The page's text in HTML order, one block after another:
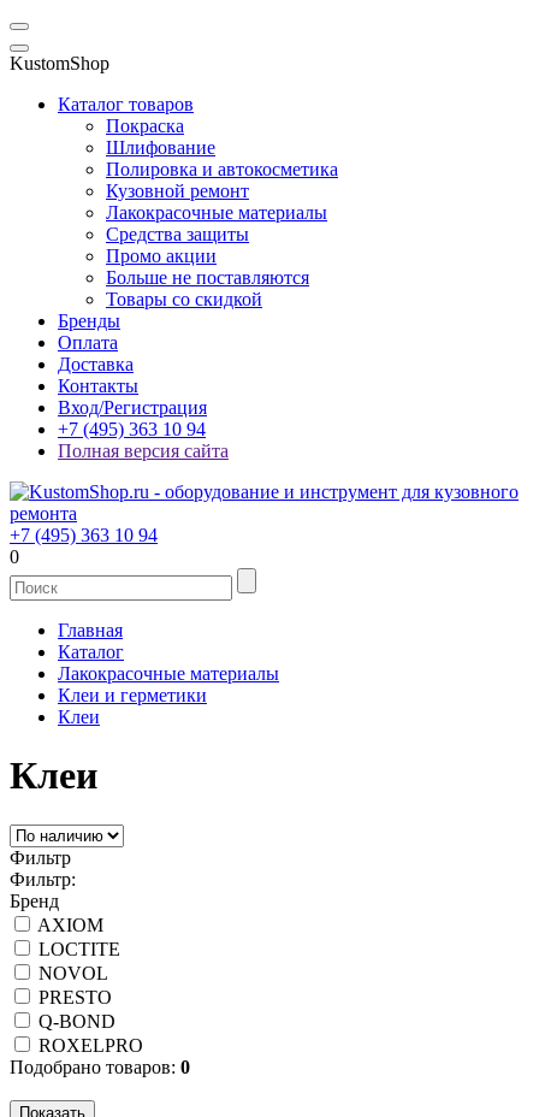
KustomShop
Каталог товаров
Покраска
Шлифование
Полировка и автокосметика
Кузовной ремонт
Лакокрасочные материалы
Средства защиты
Промо акции
Больше не поставляются
Товары со скидкой
Бренды
Оплата
Доставка
Контакты
Вход/Регистрация
+7 (495) 363 10 94
Полная версия сайта
+7 (495) 363 10 94
0
Главная
Каталог
Лакокрасочные материалы
Клеи и герметики
Клеи
Клеи
Фильтр
Фильтр:
Бренд
AXIOM
LOCTITE
NOVOL
PRESTO
Q-BOND
ROXELPRO
Подобрано товаров: 0